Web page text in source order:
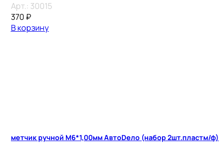
Арт.: 30015
370 ₽
В корзину
метчик ручной М6*1,00мм АвтоDело (набор 2шт.пластм/ф)